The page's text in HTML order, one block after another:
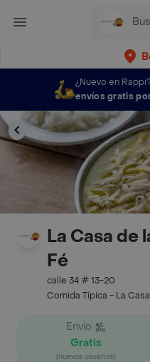
¿Nuevo en Rappi?
envíos gratis
La Casa de
Fé
calle 34 # 13-20
Comida Típica - La
Envío
Gratis
(nuevos usuarios)